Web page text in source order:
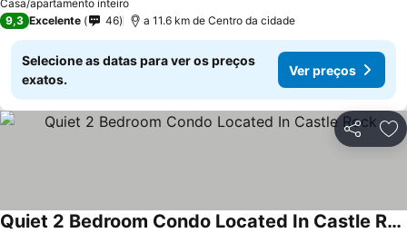
Casa/apartamento inteiro
9,3 Excelente 46 a 11.6 km de Centro da cidade
Selecione as datas para ver os preços
exatos.
Ver preços
Partilhar
Quiet 2 Bedroom Condo Located In Castle Rock